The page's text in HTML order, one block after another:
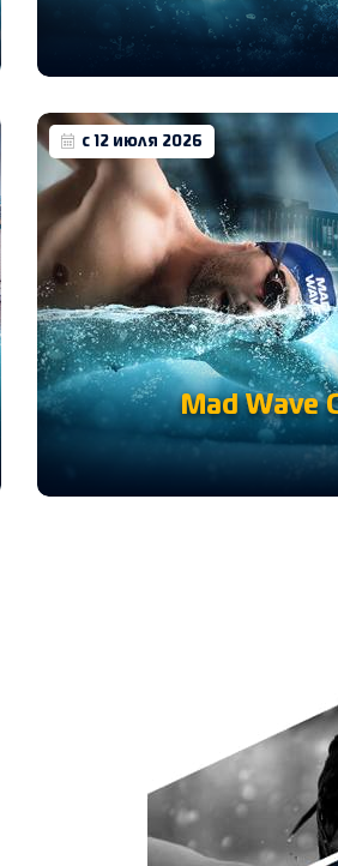
с 12 июля 2026
Mad Wave